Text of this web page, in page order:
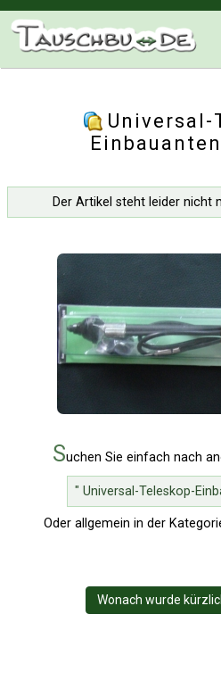
Universal-
Der Artikel steht leider nicht
Suchen Sie einfach nach
" Universal-Teleskop-
Oder allgemein in der
Wonach wurde